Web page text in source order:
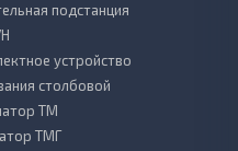
подстанция
устройство
столбовой
ТМ
ТМГ